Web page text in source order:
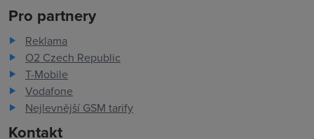
Pro partnery
Reklama
O2 Czech Republic
T-Mobile
Vodafone
Nejlevnější GSM tarify
Kontakt